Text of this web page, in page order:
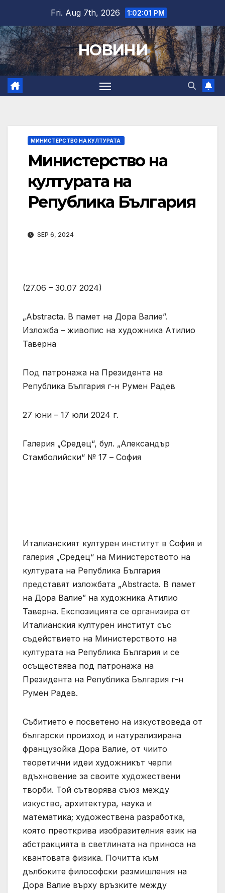
content
Fri. Aug 7th, 2026 1:02:02 PM
НОВИНИ
МИНИСТЕРСТВО НА КУЛТУРАТА
Министерство на
културата на
Република България
SEP 6, 2024
(27.06 – 30.07 2024)
„Abstracta. В памет на Дора Валие”.
Изложба – живопис на художника Атилио
Таверна
Под патронажа на Президента на
Република България г-н Румен Радев
27 юни – 17 юли 2024 г.
Галерия „Средец“, бул. „Александър
Стамболийски“ № 17 – София
Италианският културен институт в София и
галерия „Средец“ на Министерството на
културата на Република България
представят изложбата „Abstracta. В памет
на Дора Валие” на художника Атилио
Таверна. Експозицията се организира от
Италианския културен институт със
съдействието на Министерството на
културата на Република България и се
осъществява под патронажа на
Президента на Република България г-н
Румен Радев.
Събитието е посветено на изкуствоведа от
български произход и натурализирана
французойка Дора Валие, от чиито
теоретични идеи художникът черпи
вдъхновение за своите художествени
творби. Той сътворява съюз между
изкуство, архитектура, наука и
математика; художествена разработка,
която преоткрива изобразителния език на
абстракцията в светлината на приноса на
квантовата физика. Почитта към
дълбоките философски размишления на
Дора Валие върху връзките между